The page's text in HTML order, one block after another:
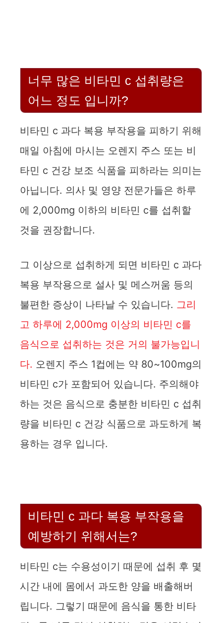
너무 많은 비타민 c 섭취량은
어느 정도 입니까?
비타민 c 과다 복용 부작용을 피하기 위해
매일 아침에 마시는 오렌지 주스 또는 비
타민 c 건강 보조 식품을 피하라는 의미는
아닙니다. 의사 및 영양 전문가들은 하루
에 2,000mg 이하의 비타민 c를 섭취할
것을 권장합니다.
그 이상으로 섭취하게 되면 비타민 c 과다
복용 부작용으로 설사 및 메스꺼움 등의
불편한 증상이 나타날 수 있습니다. 그리
고 하루에 2,000mg 이상의 비타민 c를
음식으로 섭취하는 것은 거의 불가능입니
다. 오렌지 주스 1컵에는 약 80~100mg의
비타민 c가 포함되어 있습니다. 주의해야
하는 것은 음식으로 충분한 비타민 c 섭취
량을 비타민 c 건강 식품으로 과도하게 복
용하는 경우 입니다.
비타민 c 과다 복용 부작용을
예방하기 위해서는?
비타민 c는 수용성이기 때문에 섭취 후 몇
시간 내에 몸에서 과도한 양을 배출해버
립니다. 그렇기 때문에 음식을 통한 비타